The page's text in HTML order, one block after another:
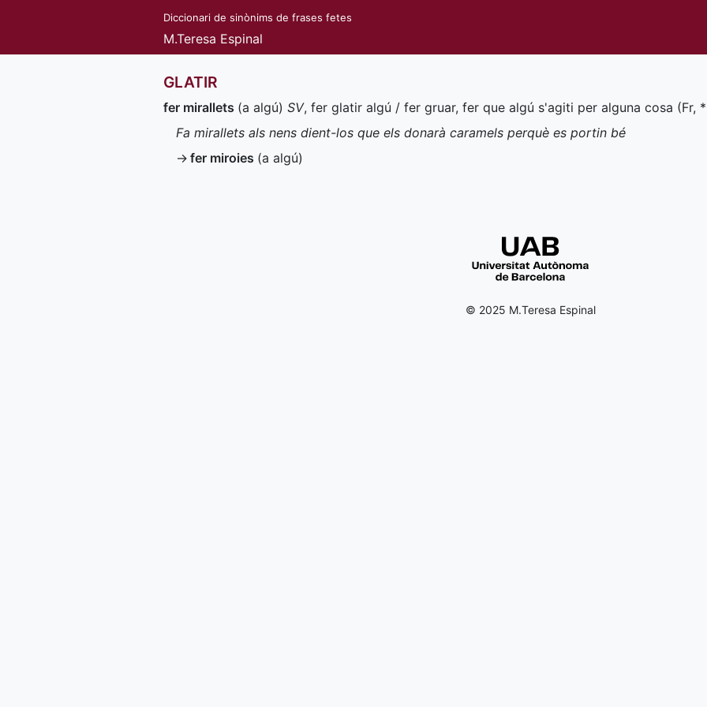
Diccionari de sinònims de frases fetes
M.Teresa Espinal
GLATIR
fer mirallets (a algú) SV, fer glatir algú / fer gruar, fer que algú s'agiti per alguna cosa (Fr, *
Fa mirallets als nens dient-los que els donarà caramels perquè es portin bé
→ fer miroies (a algú)
© 2025 M.Teresa Espinal